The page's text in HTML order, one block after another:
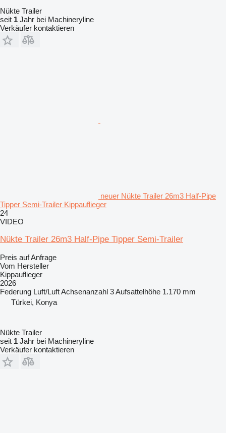
Nükte Trailer
seit 1 Jahr bei Machineryline
Verkäufer kontaktieren
neuer Nükte Trailer 26m3 Half-Pipe
Tipper Semi-Trailer Kippauflieger
24
VIDEO
Nükte Trailer 26m3 Half-Pipe Tipper Semi-Trailer
Preis auf Anfrage
Vom Hersteller
Kippauflieger
2026
Federung Luft/LuftAchsenanzahl 3Aufsattelhöhe 1.170 mm
Türkei, Konya
Nükte Trailer
seit 1 Jahr bei Machineryline
Verkäufer kontaktieren